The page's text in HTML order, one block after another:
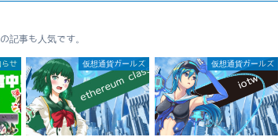
記事も人気です。
らせ 仮想通貨ガールズ 仮想通貨ガールズ